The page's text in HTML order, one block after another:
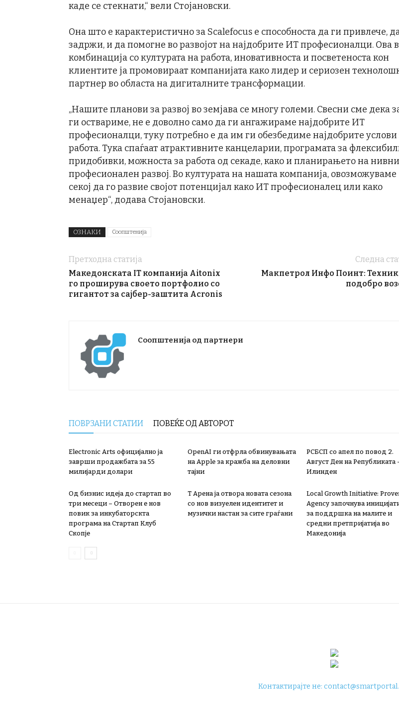
каде се стекнати,“ вели Стојановски.
Она што е карактеристично за Scalefocus е способноста да ги привлече,
задржи, и да помогне во развојот на најдобрите ИТ професионалци. Ова
комбинација со културата на работа, иновативноста и посветеноста кон
клиентите ја промовираат компанијата како лидер и сериозен
партнер во областа на дигиталните трансформации.
„Нашите планови за развој во земјава се многу големи. Свесни сме дека
ги оствариме, не е доволно само да ги ангажираме најдобрите ИТ
професионалци, туку потребно е да им ги обезбедиме најдобрите услови
работа. Тука спаѓаат атрактивните канцеларии, програмата за
придобивки, можноста за работа од секаде, како и планирањето на
професионален развој. Во културата на нашата компанија, овозможуваме
секој да го развие својот потенцијал како ИТ професионалец или како
менаџер“, додава Стојановски.
ОЗНАКИ Соопштенија
Претходна статија
Македонската IT компанија Aitonix
го проширува своето портфолио со
гигантот за сајбер-заштита Acronis
Следна
Макпетрол Инфо Поинт:
подобро
Соопштенија од партнери
ПОВРЗАНИ СТАТИИ ПОВЕЌЕ ОД АВТОРОТ
Electronic Arts официјално ја
заврши продажбата за 55
милијарди долари
OpenAI ги отфрла обвинувањата
на Apple за кражба на деловни
тајни
РСБСП со апел по повод 2.
Август Ден на Републиката
Илинден
Од бизнис идеја до стартап во
три месеци – Отворен е нов
повик за инкубаторскта
програма на Стартап Клуб
Скопје
Т Арена ја отвора новата сезона
со нов визуелен идентитет и
музички настан за сите граѓани
Local Growth Initiative:
Agency започнува
за поддршка на малите и
средни претпријатија во
Македонија
Контактирајте не: